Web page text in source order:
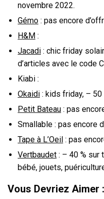
novembre 2022.
Gémo : pas encore
H&M :
Jacadi : chic friday
d’articles avec le code
Kiabi :
Okaidi : kids friday, –
Petit Bateau : pas
Smallable : pas encore
Tape à L’Oeil : pas
Vertbaudet : – 40 % sur
bébé, jouets,
Vous Devriez Aimer :